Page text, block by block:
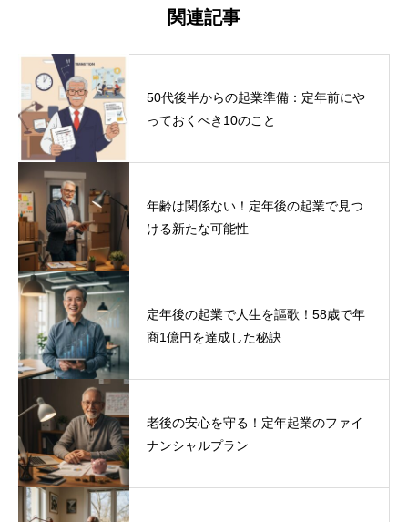
関連記事
50代後半からの起業準備：定年前にや
っておくべき10のこと
年齢は関係ない！定年後の起業で見つ
ける新たな可能性
定年後の起業で人生を謳歌！58歳で年
商1億円を達成した秘訣
老後の安心を守る！定年起業のファイ
ナンシャルプラン